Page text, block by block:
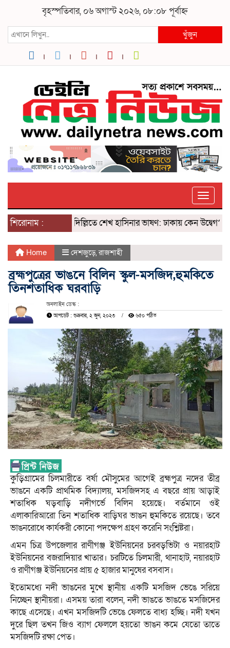
বৃহস্পতিবার, ০৬ অগাস্ট ২০২৬, ০৮:০৮ পূর্বাহ্ন
খুঁজুন
শিরোনাম : দিল্লিতে শেখ হাসিনার ভাষণ: ঢাকায় কেন উদ্বেগ? ৫
Home দেশজুড়ে,রাজশাহী
ব্রহ্মপুত্রের ভাঙনে বিলিন স্কুল-মসজিদ,হুমকিতে
তিনশতাধিক ঘরবাড়ি
অনলাইন ডেস্ক :
আপডেট : শুক্রবার, ২ জুন, ২০২৩ ৬৫০ পঠিত
কুড়িগ্রামের চিলমারীতে বর্ষা মৌসুমের আগেই ব্রহ্মপুত্র নদের তীব্র
ভাঙনে একটি প্রাথমিক বিদ্যালয়, মসজিদসহ এ বছরে প্রায় আড়াই
শতাধিক ঘড়বাড়ি নদীগর্ভে বিলিন হয়েছে। বর্তমানে ওই
এলাকারিআরো তিন শতাধিক বাড়িঘর ভাঙন হুমকিতে রয়েছে। তবে
ভাঙনরোধে কার্যকরী কোনো পদক্ষেপ গ্রহণ করেনি সংশ্লিষ্টরা।
এমন চিত্র উপজেলার রাণীগঞ্জ ইউনিয়নের চরবড়ভিটা ও নয়ারহাট
ইউনিয়নের বজরাদিয়ার খাতার। চরটিতে চিলমারী, থানাহাট, নয়ারহাট
ও রাণীগঞ্জ ইউনিয়নের প্রায় ৫ হাজার মানুষের বসবাস।
ইতোমধ্যে নদী ভাঙনের মুখে স্থানীয় একটি মসজিদ ভেঙে সরিয়ে
নিচ্ছেন স্থানীয়রা। এসময় তারা বলেন, নদী ভাঙতে ভাঙতে মসজিদের
কাছে এসেছে। এখন মসজিদটি ভেঙে ফেলতে বাধ্য হচ্ছি। নদী যখন
দুরে ছিল তখন জিও ব্যাগ ফেললে হয়তো ভাঙন কমে যেতো তাতে
মসজিদটি রক্ষা পেত।